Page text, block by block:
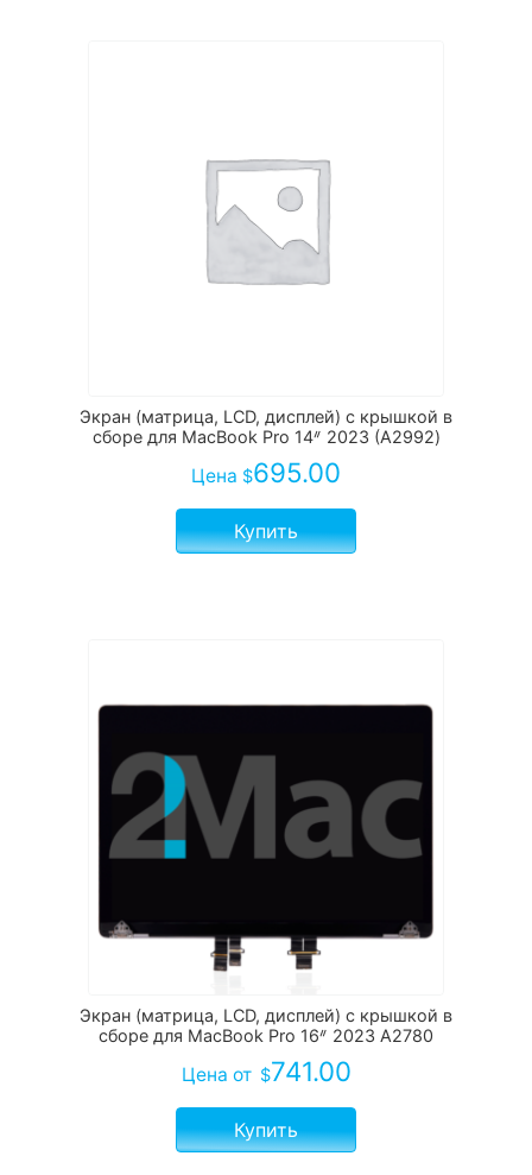
Экран (матрица, LCD, дисплей) с крышкой в
сборе для MacBook Pro 14ᐥ 2023 (A2992)
Цена $695.00
Купить
Экран (матрица, LCD, дисплей) с крышкой в
сборе для MacBook Pro 16ᐥ 2023 А2780
Цена от $741.00
Купить